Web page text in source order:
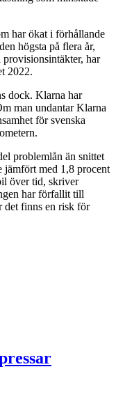
har ökat i förhållande
högsta på flera år,
har
2022.
dock. Klarna har
man undantar Klarna
för svenska
problemlån än snittet
jämfört med 1,8 procent
över tid, skriver
har förfallit till
det finns en risk för